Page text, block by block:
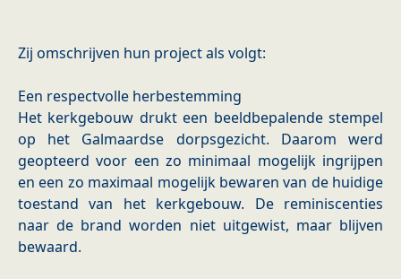
Zij omschrijven hun project als volgt:
Een respectvolle herbestemming
Het kerkgebouw drukt een beeldbepalende stempel
op het Galmaardse dorpsgezicht. Daarom werd
geopteerd voor een zo minimaal mogelijk ingrijpen
en een zo maximaal mogelijk bewaren van de huidige
toestand van het kerkgebouw. De reminiscenties
naar de brand worden niet uitgewist, maar blijven
bewaard.